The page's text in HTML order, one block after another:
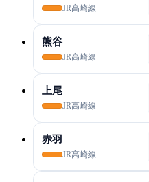
JR高崎線
熊谷
JR高崎線
上尾
JR高崎線
赤羽
JR高崎線